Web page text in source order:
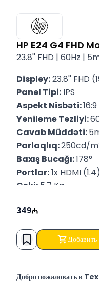
HP E24 G4 FHD
23.8'' FHD | 60Hz |
Displey: 23.8'' FHD
Panel Tipi: IPS
Aspekt Nisbəti: 16:9
Yeniləmə Tezliyi:
Cavab Müddəti:
Parlaqlıq: 250cd/
Baxış Bucağı: 178°
Portlar: 1x HDMI
Çəki: 5.7 Kq
P/N: 9VF99AA
Zəmanət:
349
Добро пожаловать в